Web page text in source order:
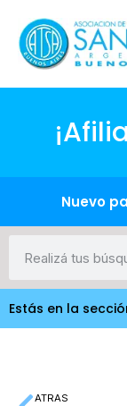
Nuevo
Estás en la
ATRAS